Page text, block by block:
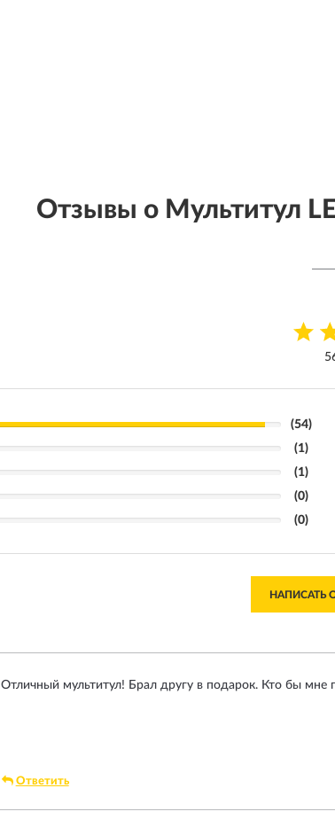
Отзывы о Мультитул
(54)
(1)
(1)
(0)
(0)
НАПИСАТЬ
Отличный мультитул! Брал другу в подарок. Кто бы мне
Ответить